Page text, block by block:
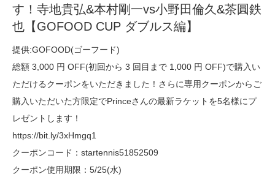
す！寺地貴弘&本村剛一vs小野田倫久&茶圓鉄
也【GOFOOD CUP ダブルス編】
提供:GOFOOD(ゴーフード)
総額 3,000 円 OFF(初回から 3 回目まで 1,000 円 OFF)で購入い
ただけるクーポンをいただきました！さらに専用クーポンからご
購入いただいた方限定でPrinceさんの最新ラケットを5名様にプ
レゼントします！
https://bit.ly/3xHmgq1
クーポンコード：startennis51852509
クーポン使用期限：5/25(水)